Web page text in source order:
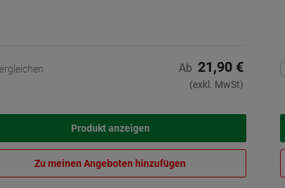
Ab 21,90 €
(exkl. MwSt)
Produkt anzeigen
Zu meinen Angeboten hinzufügen